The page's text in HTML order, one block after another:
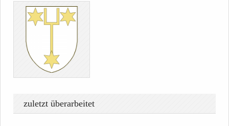
zuletzt überarbeitet